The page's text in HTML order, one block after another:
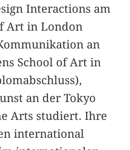
Interactions am
Art in London
an
School of Art in
an der Tokyo
Arts studiert. Ihre
international